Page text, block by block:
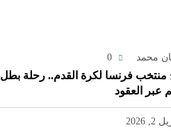
محمد 0
منتخب فرنسا لكرة القدم.. رحلة بطل
عبر العقود
2026